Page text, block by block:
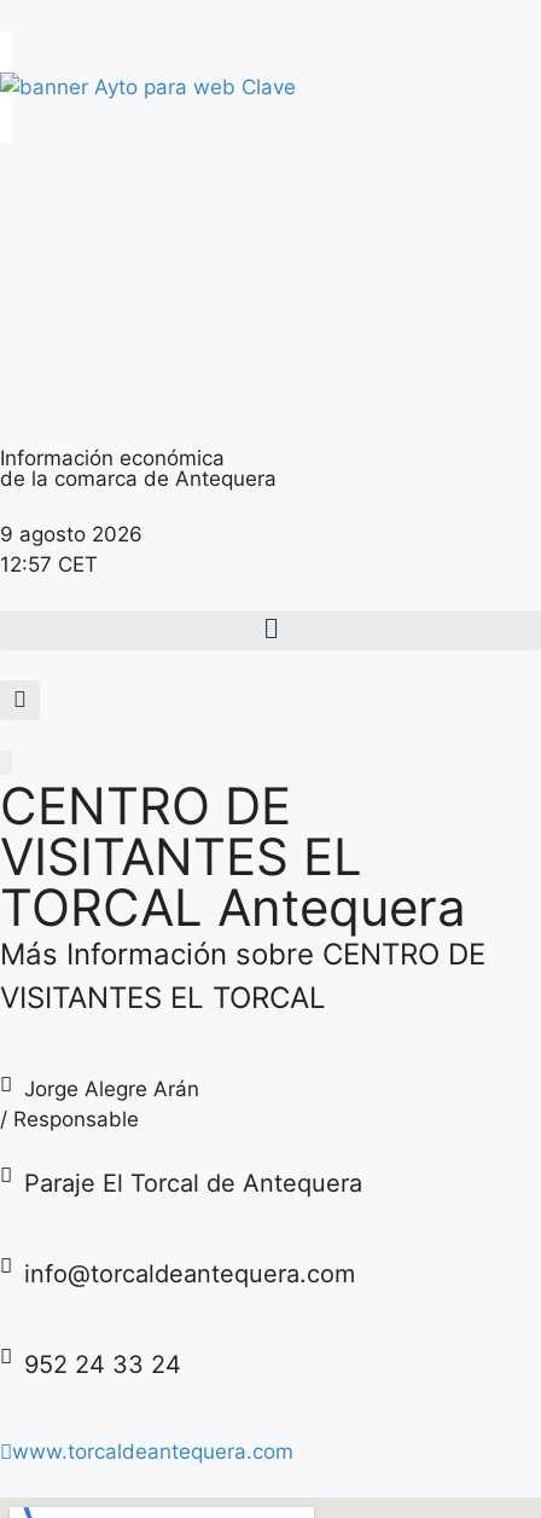
Información económica
de la comarca de Antequera
9 agosto 2026
12:57 CET
CENTRO DE
VISITANTES EL
TORCAL Antequera
Más Información sobre CENTRO DE
VISITANTES EL TORCAL
Jorge Alegre Arán
/ Responsable
Paraje El Torcal de Antequera
info@torcaldeantequera.com
952 24 33 24
www.torcaldeantequera.com